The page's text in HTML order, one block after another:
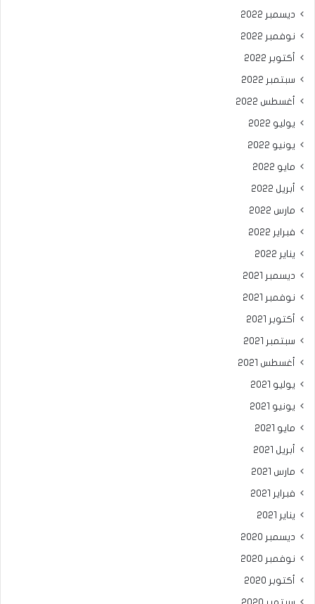
ديسمبر 2022
نوفمبر 2022
أكتوبر 2022
سبتمبر 2022
أغسطس 2022
يوليو 2022
يونيو 2022
مايو 2022
أبريل 2022
مارس 2022
فبراير 2022
يناير 2022
ديسمبر 2021
نوفمبر 2021
أكتوبر 2021
سبتمبر 2021
أغسطس 2021
يوليو 2021
يونيو 2021
مايو 2021
أبريل 2021
مارس 2021
فبراير 2021
يناير 2021
ديسمبر 2020
نوفمبر 2020
أكتوبر 2020